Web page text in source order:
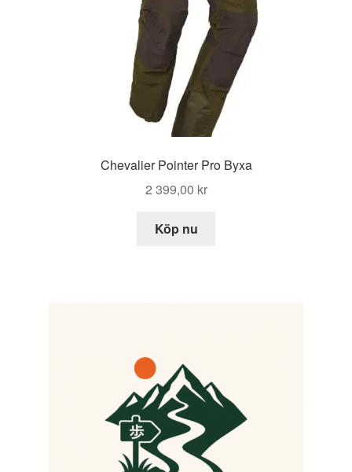
Chevalier Pointer Pro Byxa
2 399,00 kr
Köp nu